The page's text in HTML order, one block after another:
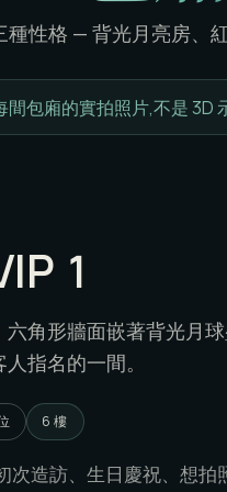
種性格 — 背光月亮房、
間包廂的實拍照片,不是 3D
1
六角形牆面嵌著背光月
指名的一間。
6 樓
次造訪、生日慶祝、想拍